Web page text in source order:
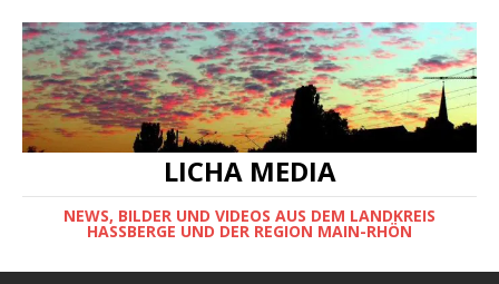
LICHA MEDIA
NEWS, BILDER UND VIDEOS AUS DEM LANDKREIS
HASSBERGE UND DER REGION MAIN-RHÖN